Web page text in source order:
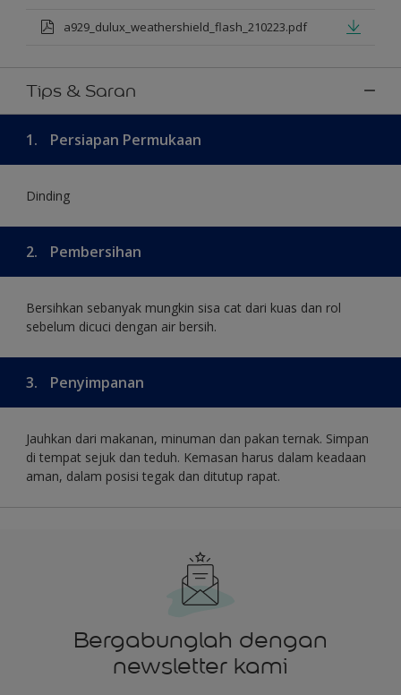
a929_dulux_weathershield_flash_210223.pdf
Tips & Saran
1. Persiapan Permukaan
Dinding
2. Pembersihan
Bersihkan sebanyak mungkin sisa cat dari kuas dan rol
sebelum dicuci dengan air bersih.
3. Penyimpanan
Jauhkan dari makanan, minuman dan pakan ternak. Simpan
di tempat sejuk dan teduh. Kemasan harus dalam keadaan
aman, dalam posisi tegak dan ditutup rapat.
Bergabunglah dengan
newsletter kami